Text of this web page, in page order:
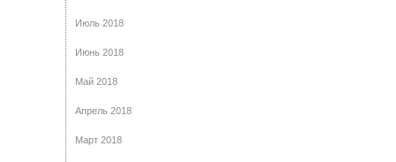
Июль 2018
Июнь 2018
Май 2018
Апрель 2018
Март 2018